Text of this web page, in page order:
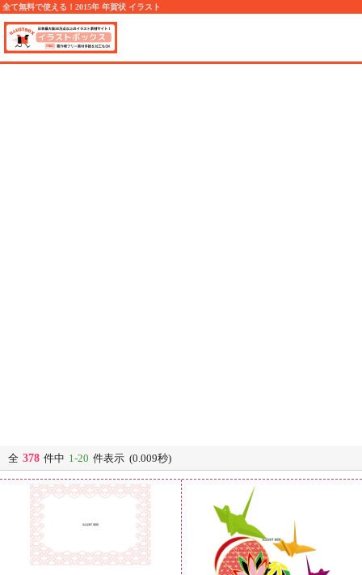
全て無料で使える！2015年 年賀状 イラスト
全 378 件中 1-20 件表示 (0.009秒)